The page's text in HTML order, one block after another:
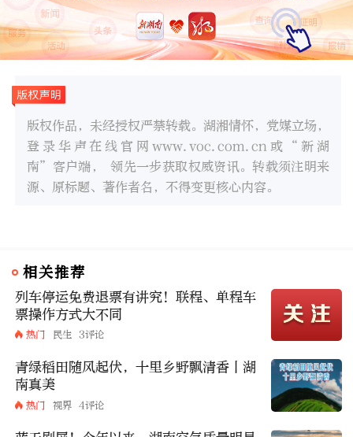
版权作品，未经授权严禁转载。湖湘情怀，党媒立场，
登录华声在线官网www.voc.com.cn或“新湖
南”客户端， 领先一步获取权威资讯。转载须注明来
源、原标题、著作者名，不得变更核心内容。
相关推荐
列车停运免费退票有讲究！联程、单程车
票操作方式大不同
热门 民生 3评论
青绿稻田随风起伏，十里乡野飘清香丨湖
南真美
热门 视界 4评论